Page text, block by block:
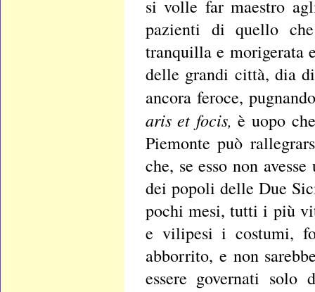
si volle far maestro
pazienti di quello
tranquilla e morigerata
delle grandi città, dia
ancora feroce,
aris et focis,è uopo
Piemonte può
che, se esso non
dei popoli delle Due
pochi mesi, tutti i più
e vilipesi i costumi,
abborrito, e non
essere governati